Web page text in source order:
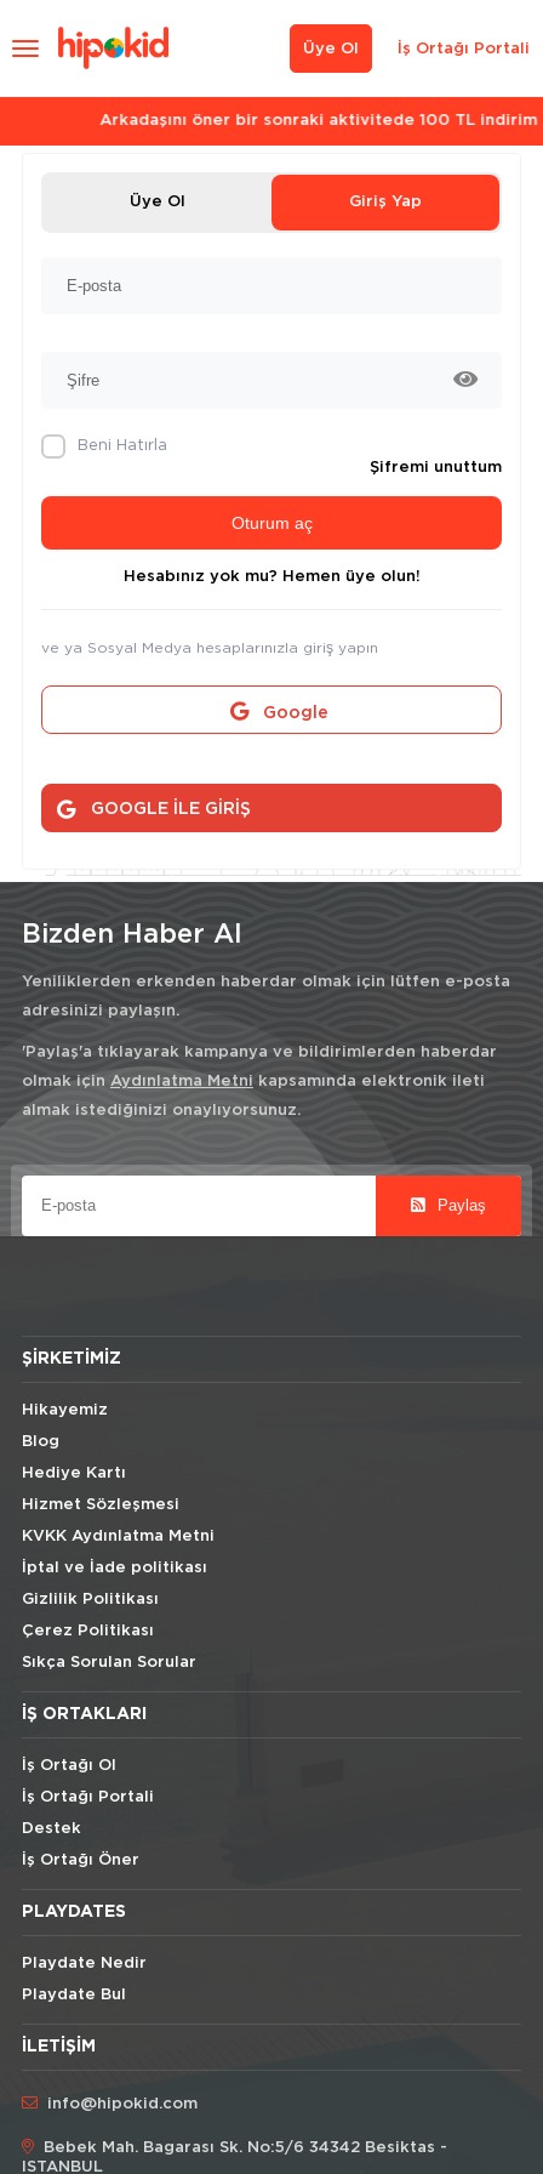
İş Ortağı Portali
Üye Ol
Arkadaşını öner bir sonraki aktivitede 100 TL indirim kazan.
Üye Ol Giriş Yap
Beni Hatırla
Şifremi unuttum
Oturum aç
Hesabınız yok mu? Hemen üye olun!
ve ya Sosyal Medya hesaplarınızla giriş yapın
Google
GOOGLE İLE GİRİŞ
Bizden Haber Al
Yeniliklerden erkenden haberdar olmak için lütfen e-posta
adresinizi paylaşın.
'Paylaş'a tıklayarak kampanya ve bildirimlerden haberdar
olmak için Aydınlatma Metni kapsamında elektronik ileti
almak istediğinizi onaylıyorsunuz.
Paylaş
ŞIRKETIMIZ
Hikayemiz
Blog
Hediye Kartı
Hizmet Sözleşmesi
KVKK Aydınlatma Metni
İptal ve İade politikası
Gizlilik Politikası
Çerez Politikası
Sıkça Sorulan Sorular
İŞ ORTAKLARI
İş Ortağı Ol
İş Ortağı Portali
Destek
İş Ortağı Öner
PLAYDATES
Playdate Nedir
Playdate Bul
İLETIŞIM
info@hipokid.com
Bebek Mah. Bagarası Sk. No:5/6 34342 Besiktas -
ISTANBUL